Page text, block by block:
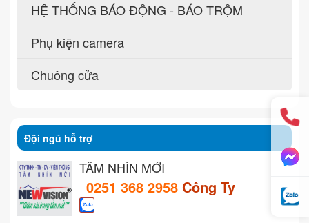
HỆ THỐNG BÁO ĐỘNG - BÁO TRỘM
Phụ kiện camera
Chuông cửa
Đội ngũ hỗ trợ
TẦM NHÌN MỚI
0251 368 2958 Công Ty